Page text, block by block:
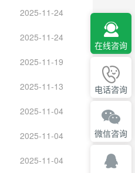
2025-11-24
2025-11-24
2025-11-19
2025-11-13
2025-11-04
2025-11-04
2025-11-04
在线咨询
电话咨询
微信咨询